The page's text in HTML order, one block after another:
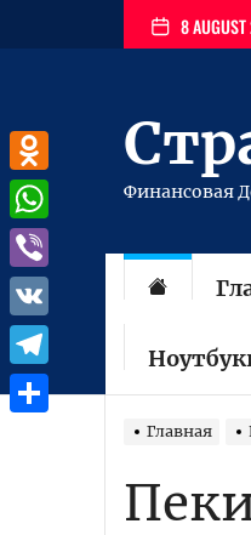
8
Финансовая
Главная
Odnoklassniki
WhatsApp
Viber
VK
Telegram